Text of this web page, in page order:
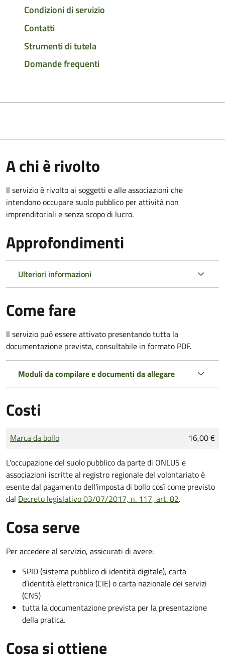
Condizioni di servizio
Contatti
Strumenti di tutela
Domande frequenti
A chi è rivolto
Il servizio è rivolto ai soggetti e alle associazioni che
intendono occupare suolo pubblico per attività non
imprenditoriali e senza scopo di lucro.
Approfondimenti
Ulteriori informazioni
Come fare
Il servizio può essere attivato presentando tutta la
documentazione prevista, consultabile in formato PDF.
Moduli da compilare e documenti da allegare
Costi
Tipo di pagamento
Importo
Marca da bollo 16,00 €
L'occupazione del suolo pubblico da parte di ONLUS e
associazioni iscritte al registro regionale del volontariato è
esente dal pagamento dell'imposta di bollo così come previsto
dal Decreto legislativo 03/07/2017, n. 117, art. 82.
Cosa serve
Per accedere al servizio, assicurati di avere:
SPID (sistema pubblico di identità digitale), carta
d’identità elettronica (CIE) o carta nazionale dei servizi
(CNS)
tutta la documentazione prevista per la presentazione
della pratica.
Cosa si ottiene